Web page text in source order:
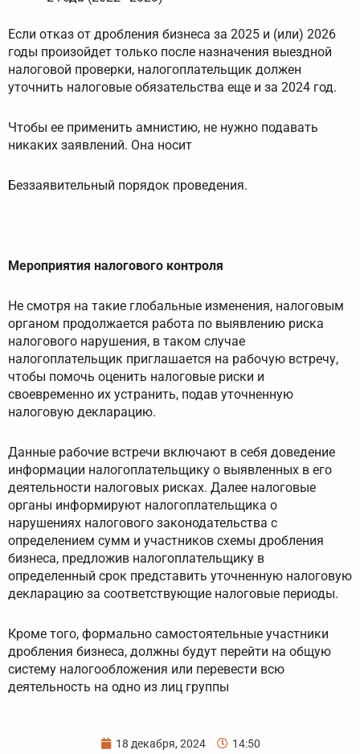
Если отказ от дробления бизнеса за 2025 и (или) 2026
годы произойдет только после назначения выездной
налоговой проверки, налогоплательщик должен
уточнить налоговые обязательства еще и за 2024 год.
Чтобы ее применить амнистию, не нужно подавать
никаких заявлений. Она носит
Беззаявительный порядок проведения.
Мероприятия налогового контроля
Не смотря на такие глобальные изменения, налоговым
органом продолжается работа по выявлению риска
налогового нарушения, в таком случае
налогоплательщик приглашается на рабочую встречу,
чтобы помочь оценить налоговые риски и
своевременно их устранить, подав уточненную
налоговую декларацию.
Данные рабочие встречи включают в себя доведение
информации налогоплательщику о выявленных в его
деятельности налоговых рисках. Далее налоговые
органы информируют налогоплательщика о
нарушениях налогового законодательства с
определением сумм и участников схемы дробления
бизнеса, предложив налогоплательщику в
определенный срок представить уточненную налоговую
декларацию за соответствующие налоговые периоды.
Кроме того, формально самостоятельные участники
дробления бизнеса, должны будут перейти на общую
систему налогообложения или перевести всю
деятельность на одно из лиц группы
18 декабря, 2024 14:50